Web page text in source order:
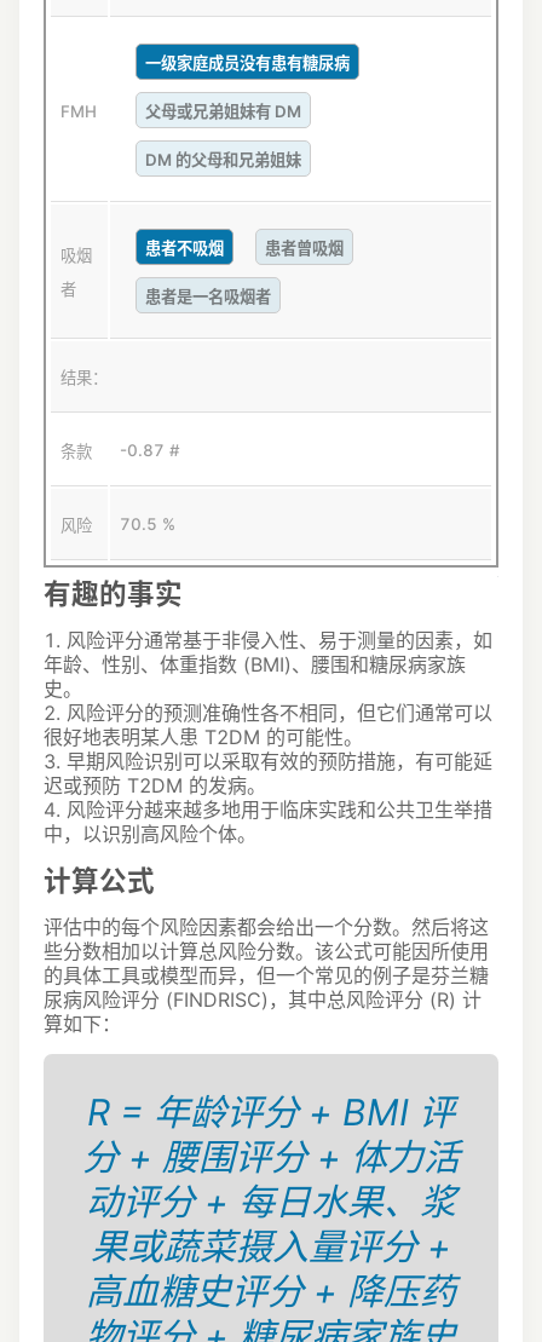
FMH
一级家庭成员没有患有糖尿病
父母或兄弟姐妹有 DM
DM 的父母和兄弟姐妹
吸烟
者
患者不吸烟 患者曾吸烟
患者是一名吸烟者
结果：
条款 -0.87 #
风险 70.5 %
有趣的事实
1. 风险评分通常基于非侵入性、易于测量的因素，如
年龄、性别、体重指数 (BMI)、腰围和糖尿病家族
史。
2. 风险评分的预测准确性各不相同，但它们通常可以
很好地表明某人患 T2DM 的可能性。
3. 早期风险识别可以采取有效的预防措施，有可能延
迟或预防 T2DM 的发病。
4. 风险评分越来越多地用于临床实践和公共卫生举措
中，以识别高风险个体。
计算公式
评估中的每个风险因素都会给出一个分数。 然后将这
些分数相加以计算总风险分数。 该公式可能因所使用
的具体工具或模型而异，但一个常见的例子是芬兰糖
尿病风险评分 (FINDRISC)，其中总风险评分 (R) 计
算如下：
R = 年龄评分 + BMI 评
分 + 腰围评分 + 体力活
动评分 + 每日水果、浆
果或蔬菜摄入量评分 +
高血糖史评分 + 降压药